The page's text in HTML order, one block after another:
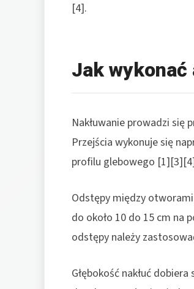
[4].
Jak
Nakłuwanie prowadzi się
Przejścia wykonuje się
profilu glebowego
Odstępy między
do około 10 do 15 cm na
odstępy należy
Głębokość nakłuć